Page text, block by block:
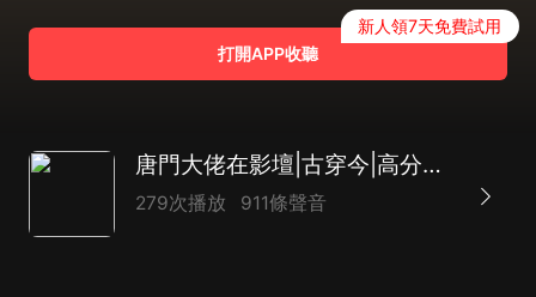
打開APP收聽
新人領7天免費試用
唐門大佬在影壇|古穿今|高分人氣|女強搞笑爽文|洋少演播
279次播放 911條聲音